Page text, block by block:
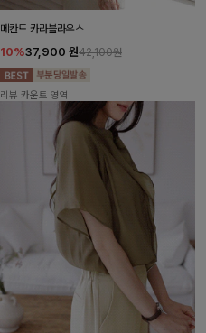
메칸드 카라블라우스
10%37,900 원42,100원
리뷰 카운트 영역